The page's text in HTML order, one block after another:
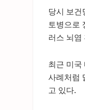
당시 보건
토병으로
러스 뇌염
최근 미국
사례처럼
고 있다.